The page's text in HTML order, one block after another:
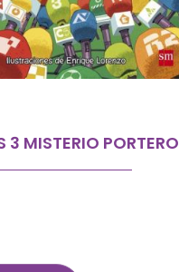
3 MISTERIO PORTERO